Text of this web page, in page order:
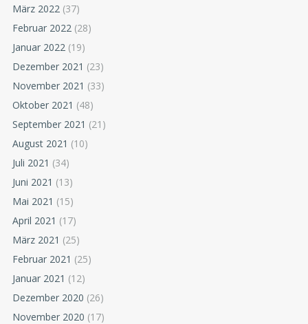
März 2022 (37)
Februar 2022 (28)
Januar 2022 (19)
Dezember 2021 (23)
November 2021 (33)
Oktober 2021 (48)
September 2021 (21)
August 2021 (10)
Juli 2021 (34)
Juni 2021 (13)
Mai 2021 (15)
April 2021 (17)
März 2021 (25)
Februar 2021 (25)
Januar 2021 (12)
Dezember 2020 (26)
November 2020 (17)